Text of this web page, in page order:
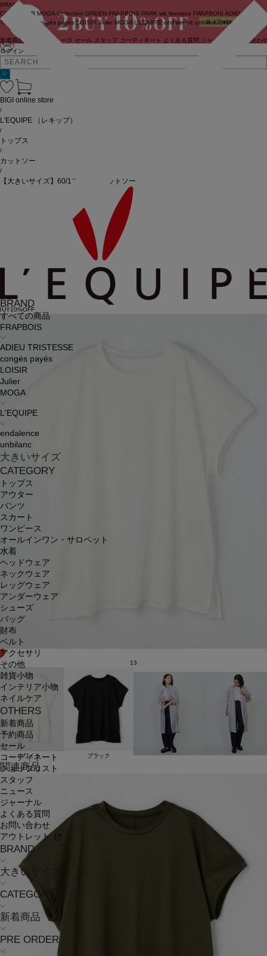
ログイン
BRAND
COUTURIER MOGA Collection GREEN FRAPBOIS PARK wb feerique FRAPBOIS ADIEU
TRISTESSE
congés payés LOISIR Julier MOGA L'EQUIPE endalence unbilanc BIGI online store
新着商品 ニュース セール スタッフ コーディネート よくある質問 ジャーナル お問い合わ
BRAND
すべての商品
FRAPBOIS
ADIEU TRISTESSE
congés payés
LOISIR
Julier
MOGA
L'EQUIPE
endalence
unbilanc
大きいサイズ
CATEGORY
トップス
アウター
パンツ
スカート
ワンピース
オールインワン・サロペット
水着
ヘッドウェア
ネックウェア
レッグウェア
アンダーウェア
シューズ
バッグ
財布
ベルト
アクセサリ
その他
雑貨小物
インテリア小物
ネイルケア
OTHERS
新着商品
予約商品
セール
コーディネート
ショップリスト
スタッフ
ニュース
ジャーナル
よくある質問
お問い合わせ
アウトレット
BRAND
大きいサイズ
CATEGORY
新着商品
PRE ORDER
BIGI online store
/
L'EQUIPE （レキップ）
/
トップス
/
カットソー
/
【大きいサイズ】60/1スムースカットソー
13
ホワイト ブラック
関連商品